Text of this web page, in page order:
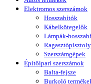
Elektromos szerszámok
Hosszabítók
Kábelkötegelők
Lámpák-
Szerszámgépek
Építőipari szerszámok
Balta-fejsze
Burkoló